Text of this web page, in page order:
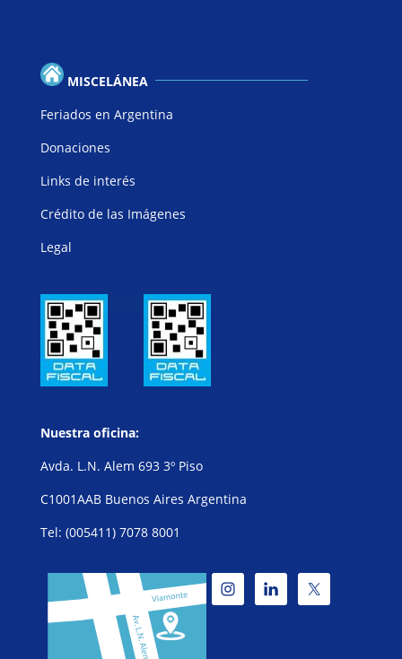
MISCELÁNEA
Feriados en Argentina
Donaciones
Links de interés
Crédito de las Imágenes
Legal
Nuestra oficina:
Avda. L.N. Alem 693 3º Piso
C1001AAB Buenos Aires Argentina
Tel: (005411) 7078 8001